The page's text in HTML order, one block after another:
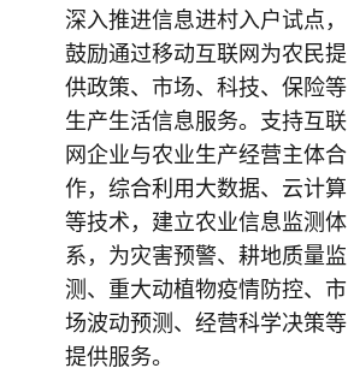
深入推进信息进村入户试点，
鼓励通过移动互联网为农民提
供政策、市场、科技、保险等
生产生活信息服务。支持互联
网企业与农业生产经营主体合
作，综合利用大数据、云计算
等技术，建立农业信息监测体
系，为灾害预警、耕地质量监
测、重大动植物疫情防控、市
场波动预测、经营科学决策等
提供服务。